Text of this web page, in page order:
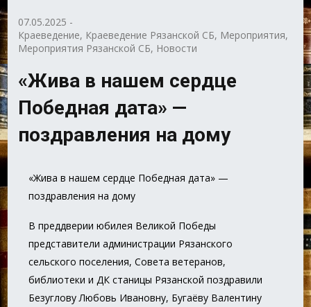
07.05.2025 -
Краеведение, Краеведение Рязанской СБ, Мероприятия,
Мероприятия Рязанской СБ, Новости
«Жива в нашем сердце
Победная дата» —
поздравления на дому
«Жива в нашем сердце Победная дата» —
поздравления на дому
В преддверии юбилея Великой Победы
представители администрации Рязанского
сельского поселения, Совета ветеранов,
библиотеки и ДК станицы Рязанской поздравили
Безуглову Любовь Ивановну, Бугаёву Валентину